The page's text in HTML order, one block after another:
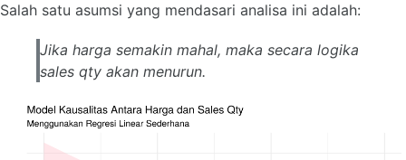
Salah satu asumsi yang mendasari analisa ini adalah:
Jika harga semakin mahal, maka secara logika
sales qty akan menurun.